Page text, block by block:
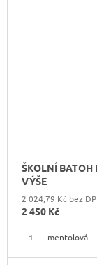
ŠKOLNÍ BATOH
VÝŠE
2 024,79 Kč bez
2 450 Kč
1 mentolová